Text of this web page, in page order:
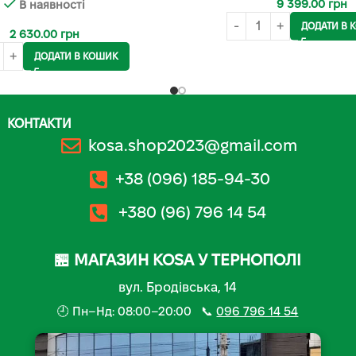
В наявності
2 630.00 грн
ДОДАТИ В КОШИК
9 399.00 грн
ДОДАТИ В
КОНТАКТИ
kosa.shop2023@gmail.com
+38 (096) 185-94-30
+380 (96) 796 14 54
🏪 МАГАЗИН KOSA У ТЕРНОПОЛІ
вул. Бродівська, 14
🕘 Пн–Нд: 08:00–20:00 📞096 796 14 54